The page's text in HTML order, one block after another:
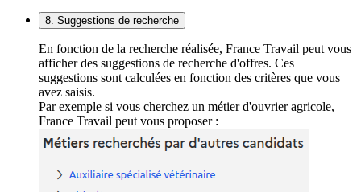
8. Suggestions de recherche
En fonction de la recherche réalisée, France Travail peut vous
afficher des suggestions de recherche d'offres. Ces
suggestions sont calculées en fonction des critères que vous
avez saisis.
Par exemple si vous cherchez un métier d'ouvrier agricole,
France Travail peut vous proposer :